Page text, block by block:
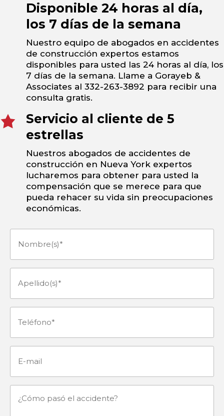
Disponible 24 horas al día,
los 7 días de la semana
Nuestro equipo de abogados en accidentes
de construcción expertos estamos
disponibles para usted las 24 horas al día, los
7 días de la semana. Llame a Gorayeb &
Associates al 332-263-3892 para recibir una
consulta gratis.
Servicio al cliente de 5
estrellas
Nuestros abogados de accidentes de
construcción en Nueva York expertos
lucharemos para obtener para usted la
compensación que se merece para que
pueda rehacer su vida sin preocupaciones
económicas.
Nombre(s)
Apellido(s)
Teléfono (Obligatorio)
¿Cómo